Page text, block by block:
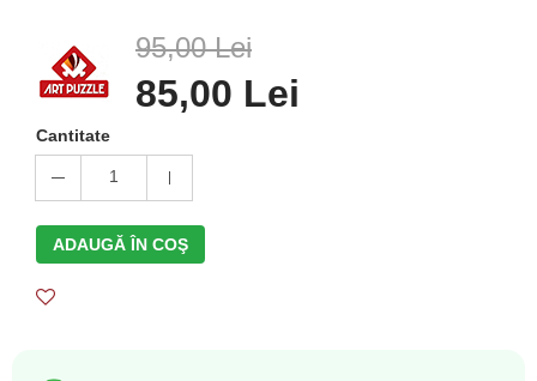
95,00 Lei
85,00 Lei
Cantitate
1
ADAUGĂ ÎN COŞ